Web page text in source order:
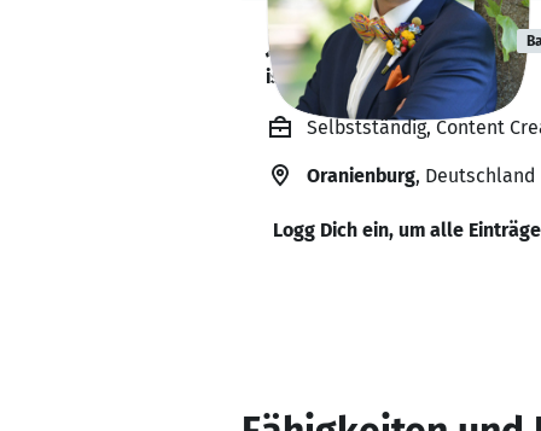
Julian Kuehnast
ist gesund und munter. 🥦
Selbstständig, Content
Oranienburg, Deutschland
Logg Dich ein, um alle